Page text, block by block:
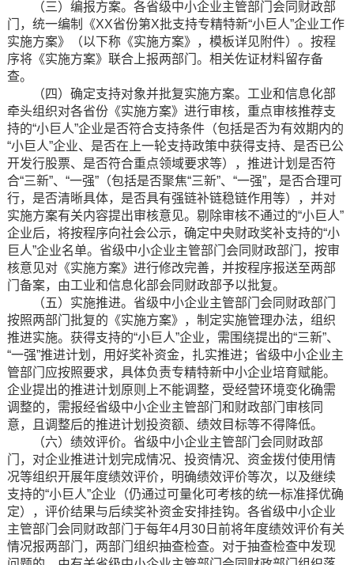
（三）编报方案。各省级中小企业主管部门会同财政部
门，统一编制《XX省份第X批支持专精特新“小巨人”企业工作
实施方案》（以下称《实施方案》，模板详见附件）。按程
序将《实施方案》联合上报两部门。相关佐证材料留存备
查。
（四）确定支持对象并批复实施方案。工业和信息化部
牵头组织对各省份《实施方案》进行审核，重点审核推荐支
持的“小巨人”企业是否符合支持条件（包括是否为有效期内的
“小巨人”企业、是否在上一轮支持政策中获得支持、是否已公
开发行股票、是否符合重点领域要求等），推进计划是否符
合“三新”、“一强”（包括是否聚焦“三新”、“一强”，是否合理可
行，是否清晰具体，是否具有强链补链稳链作用等），并对
实施方案有关内容提出审核意见。剔除审核不通过的“小巨人”
企业后，将按程序向社会公示，确定中央财政奖补支持的“小
巨人”企业名单。省级中小企业主管部门会同财政部门，按审
核意见对《实施方案》进行修改完善，并按程序报送至两部
门备案，由工业和信息化部会同财政部予以批复。
（五）实施推进。省级中小企业主管部门会同财政部门
按照两部门批复的《实施方案》，制定实施管理办法，组织
推进实施。获得支持的“小巨人”企业，需围绕提出的“三新”、
“一强”推进计划，用好奖补资金，扎实推进；省级中小企业主
管部门应按照要求，具体负责专精特新中小企业培育赋能。
企业提出的推进计划原则上不能调整，受经营环境变化确需
调整的，需报经省级中小企业主管部门和财政部门审核同
意，且调整后的推进计划投资额、绩效目标等不得降低。
（六）绩效评价。省级中小企业主管部门会同财政部
门，对企业推进计划完成情况、投资情况、资金拨付使用情
况等组织开展年度绩效评价，明确绩效评价等次，以及继续
支持的“小巨人”企业（仍通过可量化可考核的统一标准择优确
定），评价结果与后续奖补资金安排挂钩。各省级中小企业
主管部门会同财政部门于每年4月30日前将年度绩效评价有关
情况报两部门，两部门组织抽查检查。对于抽查检查中发现